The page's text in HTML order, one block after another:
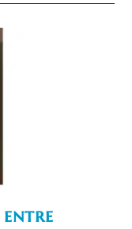
entre